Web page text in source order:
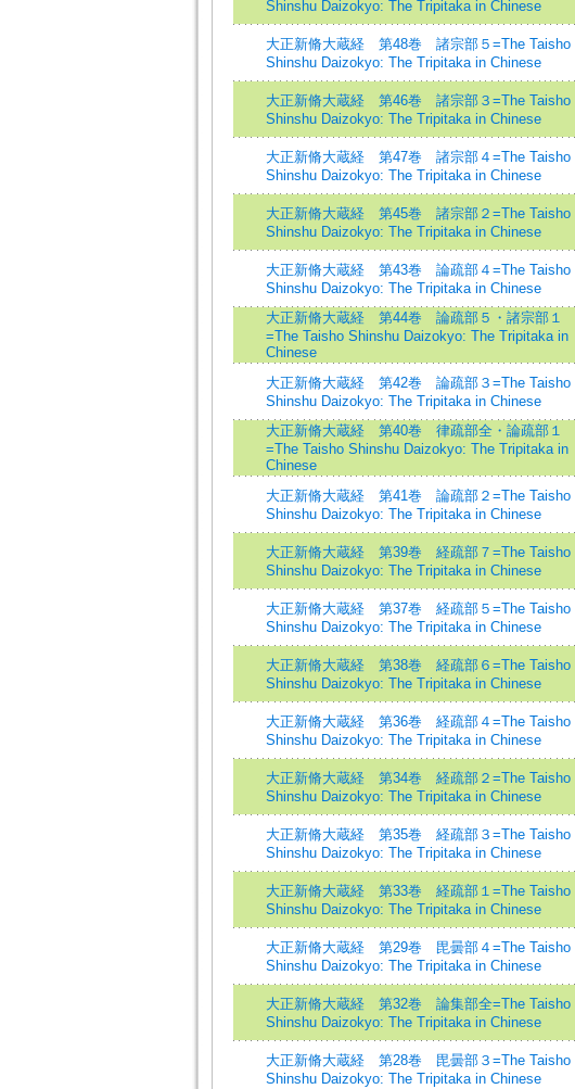
Shinshu Daizokyo: The Tripitaka in Chinese
大正新脩大蔵経 第48巻 諸宗部５=The Taisho
Shinshu Daizokyo: The Tripitaka in Chinese
大正新脩大蔵経 第46巻 諸宗部３=The Taisho
Shinshu Daizokyo: The Tripitaka in Chinese
大正新脩大蔵経 第47巻 諸宗部４=The Taisho
Shinshu Daizokyo: The Tripitaka in Chinese
大正新脩大蔵経 第45巻 諸宗部２=The Taisho
Shinshu Daizokyo: The Tripitaka in Chinese
大正新脩大蔵経 第43巻 論疏部４=The Taisho
Shinshu Daizokyo: The Tripitaka in Chinese
大正新脩大蔵経 第44巻 論疏部５・諸宗部１
=The Taisho Shinshu Daizokyo: The Tripitaka in
Chinese
大正新脩大蔵経 第42巻 論疏部３=The Taisho
Shinshu Daizokyo: The Tripitaka in Chinese
大正新脩大蔵経 第40巻 律疏部全・論疏部１
=The Taisho Shinshu Daizokyo: The Tripitaka in
Chinese
大正新脩大蔵経 第41巻 論疏部２=The Taisho
Shinshu Daizokyo: The Tripitaka in Chinese
大正新脩大蔵経 第39巻 経疏部７=The Taisho
Shinshu Daizokyo: The Tripitaka in Chinese
大正新脩大蔵経 第37巻 経疏部５=The Taisho
Shinshu Daizokyo: The Tripitaka in Chinese
大正新脩大蔵経 第38巻 経疏部６=The Taisho
Shinshu Daizokyo: The Tripitaka in Chinese
大正新脩大蔵経 第36巻 経疏部４=The Taisho
Shinshu Daizokyo: The Tripitaka in Chinese
大正新脩大蔵経 第34巻 経疏部２=The Taisho
Shinshu Daizokyo: The Tripitaka in Chinese
大正新脩大蔵経 第35巻 経疏部３=The Taisho
Shinshu Daizokyo: The Tripitaka in Chinese
大正新脩大蔵経 第33巻 経疏部１=The Taisho
Shinshu Daizokyo: The Tripitaka in Chinese
大正新脩大蔵経 第29巻 毘曇部４=The Taisho
Shinshu Daizokyo: The Tripitaka in Chinese
大正新脩大蔵経 第32巻 論集部全=The Taisho
Shinshu Daizokyo: The Tripitaka in Chinese
大正新脩大蔵経 第28巻 毘曇部３=The Taisho
Shinshu Daizokyo: The Tripitaka in Chinese